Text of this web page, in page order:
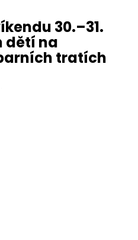
30.–31.
dětí na
tratích